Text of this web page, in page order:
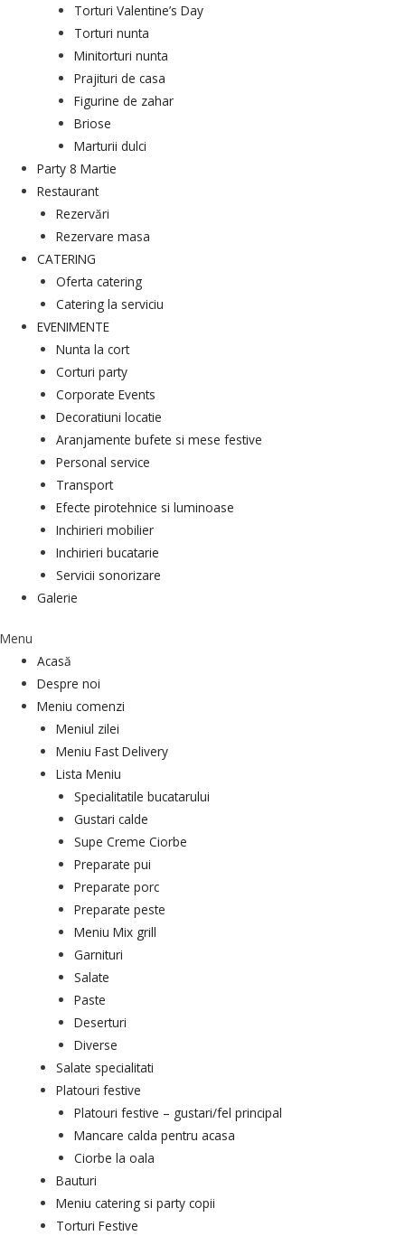
Torturi Valentine’s Day
Torturi nunta
Minitorturi nunta
Prajituri de casa
Figurine de zahar
Briose
Marturii dulci
Party 8 Martie
Restaurant
Rezervări
Rezervare masa
CATERING
Oferta catering
Catering la serviciu
EVENIMENTE
Nunta la cort
Corturi party
Corporate Events
Decoratiuni locatie
Aranjamente bufete si mese festive
Personal service
Transport
Efecte pirotehnice si luminoase
Inchirieri mobilier
Inchirieri bucatarie
Servicii sonorizare
Galerie
Menu
Acasă
Despre noi
Meniu comenzi
Meniul zilei
Meniu Fast Delivery
Lista Meniu
Specialitatile bucatarului
Gustari calde
Supe Creme Ciorbe
Preparate pui
Preparate porc
Preparate peste
Meniu Mix grill
Garnituri
Salate
Paste
Deserturi
Diverse
Salate specialitati
Platouri festive
Platouri festive – gustari/fel principal
Mancare calda pentru acasa
Ciorbe la oala
Bauturi
Meniu catering si party copii
Torturi Festive